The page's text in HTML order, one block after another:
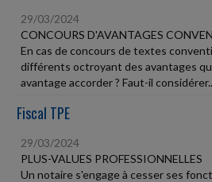
29/03/2024
CONCOURS D'AVANTAGES
En cas de concours de textes
différents octroyant des avantages
avantage accorder ? Faut-il
Fiscal TPE
29/03/2024
PLUS-VALUES PROFESSIONNELLES
Un notaire s'engage à cesser ses